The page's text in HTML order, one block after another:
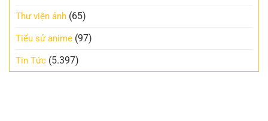
Thư viện ảnh (65)
Tiểu sử anime (97)
Tin Tức (5.397)